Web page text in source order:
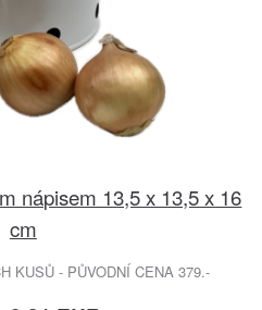
nápisem 13,5 x 13,5 x 16
cm
KUSŮ - PŮVODNÍ CENA 379.-